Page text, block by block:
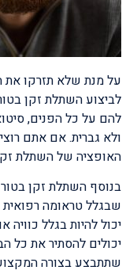
על מנת שלא תזרקו
לביצוע השתלת זקן
להם על כל הפנים,
ולא גברית. אם אתם
האופציה של השתלת
בנוסף השתלת זקן
שבגלל טראומה
יכול להיות בגלל
יכולים להסתיר את כל
שתתבצע בצורה